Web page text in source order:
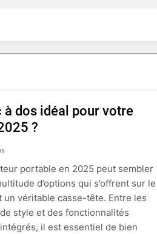
dos idéal pour votre
?
portable en 2025 peut sembler
d’options qui s’offrent sur le
véritable casse-tête. Entre les
style et des fonctionnalités
il est essentiel de bien